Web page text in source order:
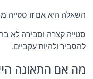
השאלה היא אם זו סטייה
סטייה קצרה וסבירה לא
להסביר ולהיות עקביים.
מה אם התאונה